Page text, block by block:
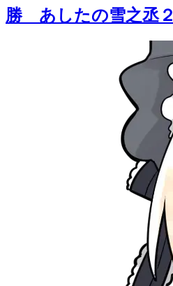
勝 あしたの雪之丞２